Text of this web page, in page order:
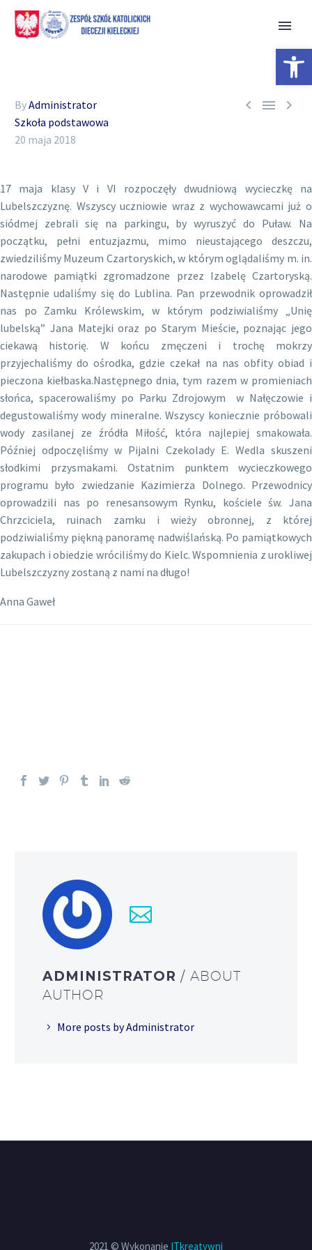
  
ByAdministrator
Szkoła podstawowa
20 maja 2018
17 maja klasy V i VI rozpoczęły dwudniową wycieczkę na
Lubelszczyznę. Wszyscy uczniowie wraz z wychowawcami już o
siódmej zebrali się na parkingu, by wyruszyć do Puław. Na
początku, pełni entuzjazmu, mimo nieustającego deszczu,
zwiedziliśmy Muzeum Czartoryskich, w którym oglądaliśmy m. in.
narodowe pamiątki zgromadzone przez Izabelę Czartoryską.
Następnie udaliśmy się do Lublina. Pan przewodnik oprowadził
nas po Zamku Królewskim, w którym podziwialiśmy „Unię
lubelską” Jana Matejki oraz po Starym Mieście, poznając jego
ciekawą historię. W końcu zmęczeni i trochę mokrzy
przyjechaliśmy do ośrodka, gdzie czekał na nas obfity obiad i
pieczona kiełbaska.Następnego dnia, tym razem w promieniach
słońca, spacerowaliśmy po Parku Zdrojowym w Nałęczowie i
degustowaliśmy wody mineralne. Wszyscy koniecznie próbowali
wody zasilanej ze źródła Miłość, która najlepiej smakowała.
Później odpoczęliśmy w Pijalni Czekolady E. Wedla skuszeni
słodkimi przysmakami. Ostatnim punktem wycieczkowego
programu było zwiedzanie Kazimierza Dolnego. Przewodnicy
oprowadzili nas po renesansowym Rynku, kościele św. Jana
Chrzciciela, ruinach zamku i wieży obronnej, z której
podziwialiśmy piękną panoramę nadwiślańską. Po pamiątkowych
zakupach i obiedzie wróciliśmy do Kielc. Wspomnienia z urokliwej
Lubelszczyzny zostaną z nami na długo!
Anna Gaweł
ADMINISTRATOR/ ABOUT
AUTHOR
More posts by Administrator
2021 © Wykonanie ITkreatywni